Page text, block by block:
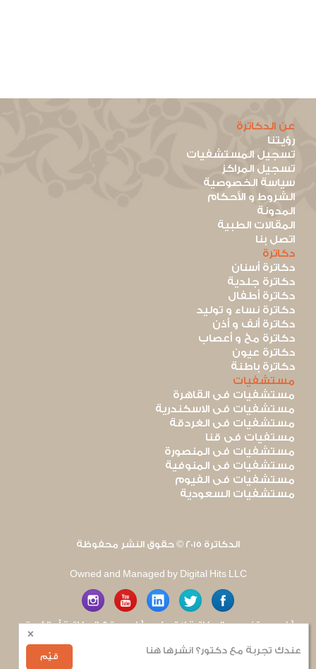
×
قيّم
عندك تجربة مع دكتور؟ انشرها هنا
عن الدكاترة
رؤيتنا
تسجيل المستشفيات
تسجيل المراكز
سياسة الخصوصية
الشروط و الأحكام
المدونة
المقالات الطبية
اتصل بنا
دكاترة
دكاترة أسنان
دكاترة جلدية
دكاترة أطفال
دكاترة نساء و توليد
دكاترة أنف و أذن
دكاترة مخ و أعصاب
دكاترة عيون
دكاترة باطنة
مستشفيات
مستشفيات فى القاهرة
مستشفيات فى الاسكندرية
مستشفيات فى الغردقة
مستفيات فى قنا
مستشفيات فى المنصورة
مستشفيات فى المنوفية
مستشفيات فى الفيوم
مستشفيات السعودية
الدكاترة 2015 © حقوق النشر محفوظة
Owned and Managed by Digital Hits LLC
آراء مستخدمى الدكاترة لا تعكس آراء موقع الدكاترة أو الفريق
العامل به. يتم بذل قصارى الجهد لضمان منع نشر أى اساءة أو
هجوم شخصى.للإبلاغ عن أى إساءة